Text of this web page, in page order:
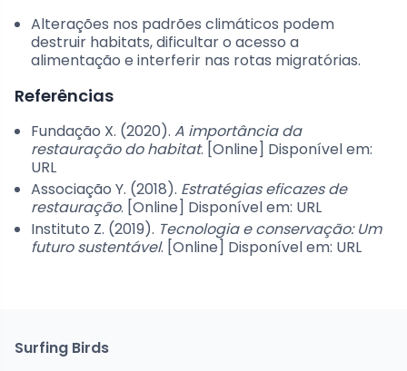
Alterações nos padrões climáticos podem
destruir habitats, dificultar o acesso a
alimentação e interferir nas rotas migratórias.
Referências
Fundação X. (2020). A importância da
restauração do habitat. [Online] Disponível em:
URL
Associação Y. (2018). Estratégias eficazes de
restauração. [Online] Disponível em: URL
Instituto Z. (2019). Tecnologia e conservação: Um
futuro sustentável. [Online] Disponível em: URL
Surfing Birds